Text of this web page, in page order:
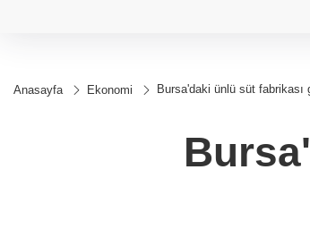
Anasayfa Ekonomi Bursa'daki ünlü süt fabrikası